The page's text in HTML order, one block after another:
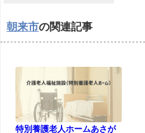
朝来市の関連記事
特別養護老人ホームあさが